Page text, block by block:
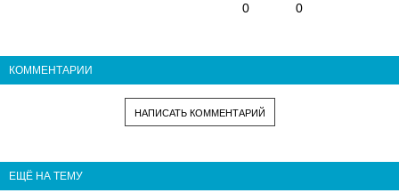
0
0
КОММЕНТАРИИ
НАПИСАТЬ КОММЕНТАРИЙ
ЕЩЁ НА ТЕМУ